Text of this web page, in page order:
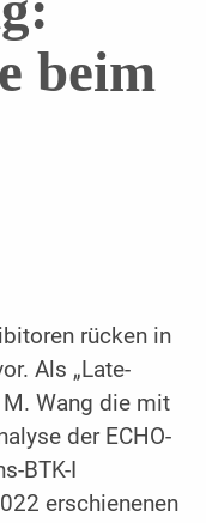
beim
rücken in
Als „Late-
M. Wang die mit
der ECHO-
BTK-I
erschienenen